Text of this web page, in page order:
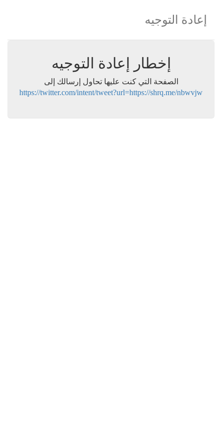
إعادة التوجيه
إخطار إعادة التوجيه
الصفحة التي كنت عليها تحاول إرسالك إلى
https://twitter.com/intent/tweet?url=https://shrq.me/nbwvjw